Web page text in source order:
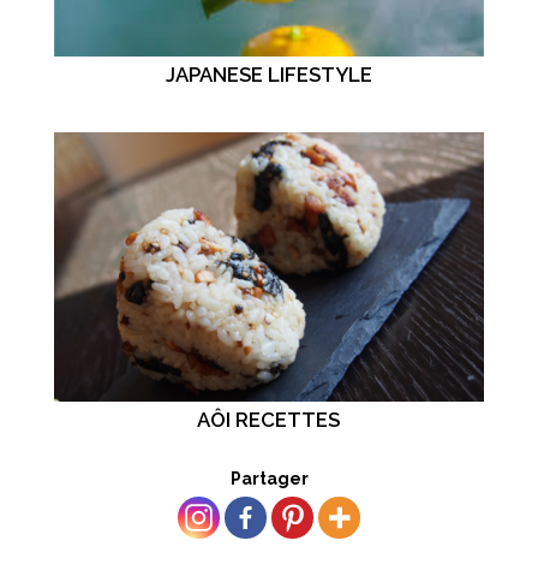
JAPANESE LIFESTYLE
AÔI RECETTES
Partager